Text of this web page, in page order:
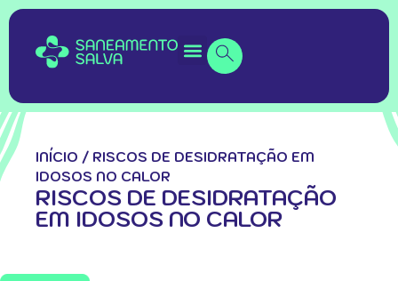
INÍCIO / RISCOS DE DESIDRATAÇÃO EM
IDOSOS NO CALOR
RISCOS DE DESIDRATAÇÃO
EM IDOSOS NO CALOR